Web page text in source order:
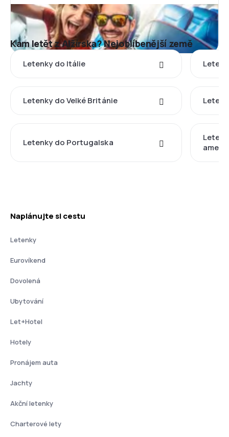
Kam letět z Alžírska? Nejoblíbenější země
Letenky do Itálie
Letenky do Velké Británie
Letenky do Portugalska
Naplánujte si cestu
Letenky
Eurovíkend
Dovolená
Ubytování
Let+Hotel
Hotely
Pronájem auta
Jachty
Akční letenky
Charterové lety